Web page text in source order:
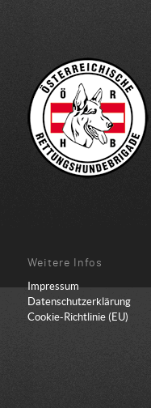
Weitere Infos
Impressum
Datenschutzerklärung
Cookie-Richtlinie (EU)